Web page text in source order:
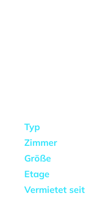
Typ
Zimmer
Größe
Etage
Vermietet seit